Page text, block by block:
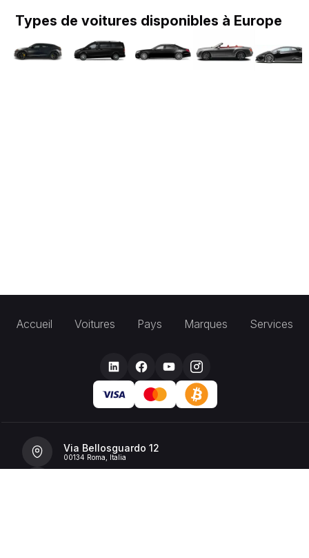
Types de voitures disponibles à Europe
Accueil Voitures Pays Marques Services
Via Bellosguardo 12
00134 Roma, Italia